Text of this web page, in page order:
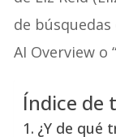
de
AI Overview o
Índice de
¿Y de qué